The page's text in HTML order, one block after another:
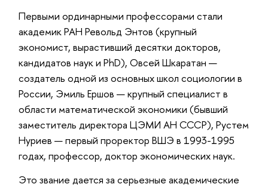
Первыми ординарными профессорами стали
академик РАН Револьд Энтов (крупный
экономист, вырастивший десятки докторов,
кандидатов наук и PhD), Овсей Шкаратан —
создатель одной из основных школ социологии в
России, Эмиль Ершов — крупный специалист в
области математической экономики (бывший
заместитель директора ЦЭМИ АН СССР), Рустем
Нуриев — первый проректор ВШЭ в 1993-1995
годах, профессор, доктор экономических наук.
Это звание дается за серьезные академические